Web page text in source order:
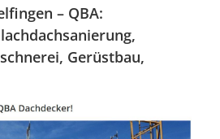
– QBA:
Gerüstbau,